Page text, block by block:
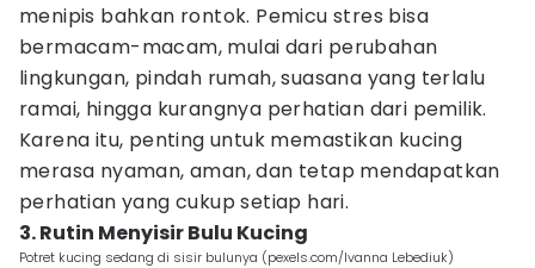
menipis bahkan rontok. Pemicu stres bisa
bermacam-macam, mulai dari perubahan
lingkungan, pindah rumah, suasana yang terlalu
ramai, hingga kurangnya perhatian dari pemilik.
Karena itu, penting untuk memastikan kucing
merasa nyaman, aman, dan tetap mendapatkan
perhatian yang cukup setiap hari.
3. Rutin Menyisir Bulu Kucing
Potret kucing sedang di sisir bulunya (pexels.com/Ivanna Lebediuk)